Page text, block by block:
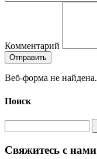
Комментарий
Веб-форма не найдена.
Поиск
Свяжитесь с нами